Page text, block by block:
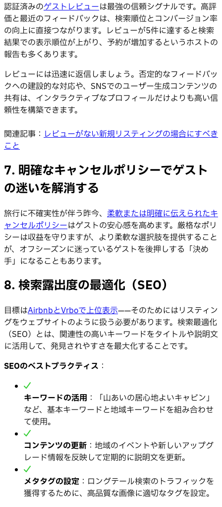
認証済みのゲストレビューは最強の信頼シグナルです。高評
価と最近のフィードバックは、検索順位とコンバージョン率
の向上に直接つながります。レビューが5件に達すると検索
結果での表示順位が上がり、予約が増加するというホストの
報告も多くあります。
レビューには迅速に返信しましょう。否定的なフィードバッ
クへの建設的な対応や、SNSでのユーザー生成コンテンツの
共有は、インタラクティブなプロフィールだけよりも高い信
頼性を構築できます。
関連記事： レビューがない新規リスティングの場合にすべき
こと
7. 明確なキャンセルポリシーでゲスト
の迷いを解消する
旅行に不確実性が伴う昨今、 柔軟または明確に伝えられたキ
ャンセルポリシーはゲストの安心感を高めます。厳格なポリ
シーは収益を守りますが、より柔軟な選択肢を提供すること
が、オフシーズンに迷っているゲストを後押しする「決め
手」になることもあります。
8. 検索露出度の最適化（SEO）
目標はAirbnbとVrboで上位表示——そのためにはリスティン
グをウェブサイトのように扱う必要があります。検索最適化
（SEO）とは、関連性の高いキーワードをタイトルや説明文
に活用して、発見されやすさを最大化することです。
SEOのベストプラクティス ：
キーワードの活用 ：「山あいの居心地よいキャビン」
など、基本キーワードと地域キーワードを組み合わせ
て使用。
コンテンツの更新 ：地域のイベントや新しいアップグ
レード情報を反映して定期的に説明文を更新。
メタタグの設定 ：ロングテール検索のトラフィックを
獲得するために、高品質な画像に適切なタグを設定。